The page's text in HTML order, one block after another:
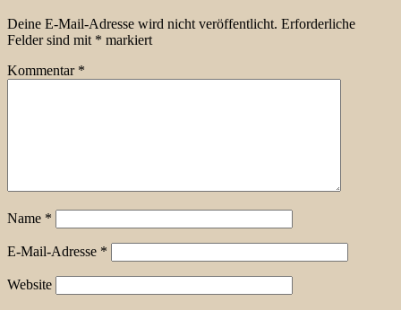
Deine E-Mail-Adresse wird nicht veröffentlicht. Erforderliche
Felder sind mit * markiert
Kommentar *
Name *
E-Mail-Adresse *
Website